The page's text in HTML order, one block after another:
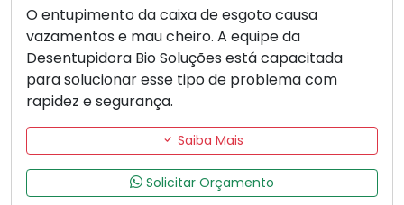
O entupimento da caixa de esgoto causa
vazamentos e mau cheiro. A equipe da
Desentupidora Bio Soluções está capacitada
para solucionar esse tipo de problema com
rapidez e segurança.
Saiba Mais
Solicitar Orçamento